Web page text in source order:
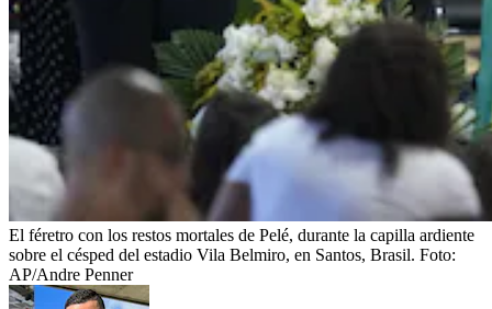
El féretro con los restos mortales de Pelé, durante la capilla ardiente
sobre el césped del estadio Vila Belmiro, en Santos, Brasil. Foto:
AP/Andre Penner